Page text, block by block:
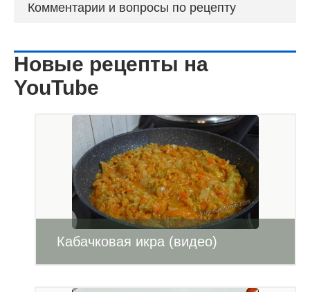
Комментарии и вопросы по рецепту
Новые рецепты на
YouTube
Кабачковая икра (видео)